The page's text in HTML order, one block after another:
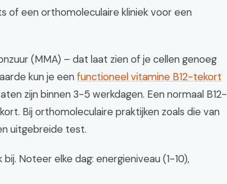
of een orthomoleculaire kliniek voor een
(MMA) – dat laat zien of je cellen genoeg
kun je eenfunctioneel vitamine B12-tekort
zijn binnen 3-5 werkdagen. Een normaal B12-
Bij orthomoleculaire praktijken zoals die van
uitgebreide test.
Noteer elke dag: energieniveau (1-10),